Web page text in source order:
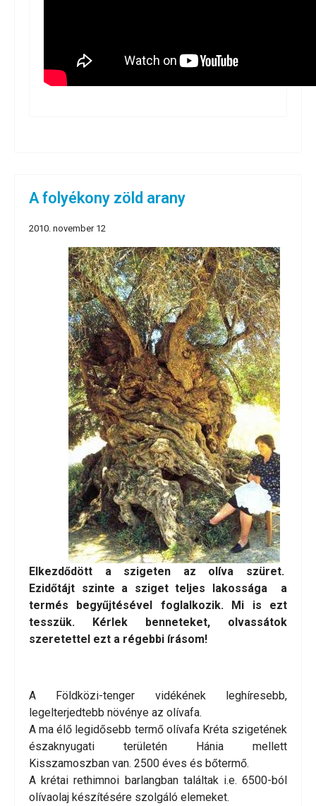
A folyékony zöld arany
2010. november 12
Elkezdődött a szigeten az olíva szüret.
Ezidőtájt szinte a sziget teljes lakossága a
termés begyűjtésével foglalkozik. Mi is ezt
tesszük. Kérlek benneteket, olvassátok
szeretettel ezt a régebbi írásom!
A Földközi-tenger vidékének leghíresebb,
legelterjedtebb növénye az olívafa.
A ma élő legidősebb termő olívafa Kréta szigetének
északnyugati területén Hánia mellett
Kisszamoszban van. 2500 éves és bőtermő.
A krétai rethimnoi barlangban találtak i.e. 6500-ból
olívaolaj készítésére szolgáló elemeket.